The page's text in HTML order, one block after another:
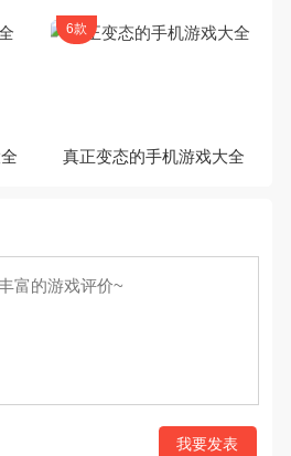
真正变态的手机游戏大全
6款
我要发表